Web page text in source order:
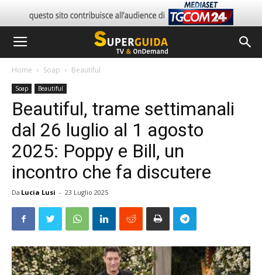
Home Soap Beautiful
Soap Beautiful
Beautiful, trame settimanali
dal 26 luglio al 1 agosto
2025: Poppy e Bill, un
incontro che fa discutere
Da Lucia Lusi - 23 Luglio 2025